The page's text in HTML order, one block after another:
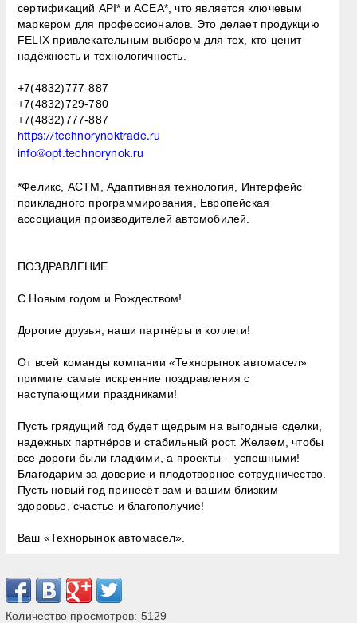
сертификаций API* и ACEA*, что является ключевым
маркером для профессионалов. Это делает продукцию
FELIX привлекательным выбором для тех, кто ценит
надёжность и технологичность.
+7(4832)777-887
+7(4832)729-780
+7(4832)777-887
https://technorynoktrade.ru
info@opt.technorynok.ru
*Феликс, АСТМ, Адаптивная технология, Интерфейс
прикладного программирования, Европейская
ассоциация производителей автомобилей.
ПОЗДРАВЛЕНИЕ
С Новым годом и Рождеством!
Дорогие друзья, наши партнёры и коллеги!
От всей команды компании «Технорынок автомасел»
примите самые искренние поздравления с
наступающими праздниками!
Пусть грядущий год будет щедрым на выгодные сделки,
надежных партнёров и стабильный рост. Желаем, чтобы
все дороги были гладкими, а проекты – успешными!
Благодарим за доверие и плодотворное сотрудничество.
Пусть новый год принесёт вам и вашим близким
здоровье, счастье и благополучие!
Ваш «Технорынок автомасел».
Количество просмотров: 5129